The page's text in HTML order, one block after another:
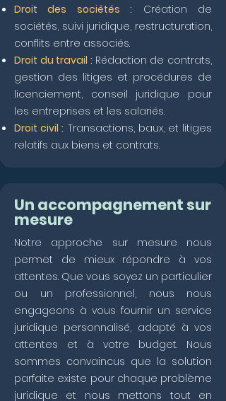
Droit des sociétés : Création de
sociétés, suivi juridique, restructuration,
conflits entre associés.
Droit du travail : Rédaction de contrats,
gestion des litiges et procédures de
licenciement, conseil juridique pour
les entreprises et les salariés.
Droit civil : Transactions, baux, et litiges
relatifs aux biens et contrats.
Un accompagnement sur
mesure
Notre approche sur mesure nous
permet de mieux répondre à vos
attentes. Que vous soyez un particulier
ou un professionnel, nous nous
engageons à vous fournir un service
juridique personnalisé, adapté à vos
attentes et à votre budget. Nous
sommes convaincus que la solution
parfaite existe pour chaque problème
juridique et nous mettons tout en